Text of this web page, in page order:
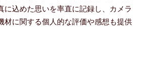
に込めた思いを率直に記録し、カメラ
材に関する個人的な評価や感想も提供